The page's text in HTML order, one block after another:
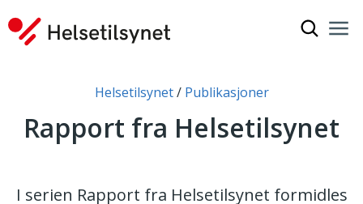
Helsetilsynet Publikasjoner
Rapport fra Helsetilsynet
I serien Rapport fra Helsetilsynet formidles